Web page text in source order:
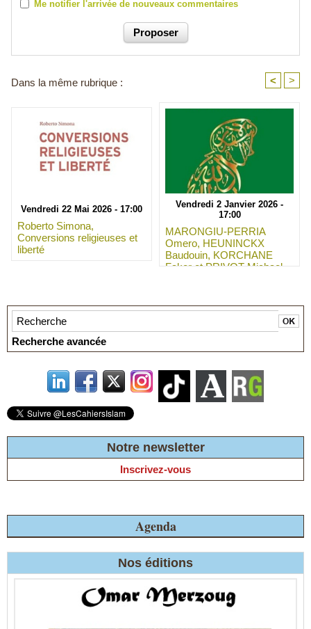
Me notifier l'arrivée de nouveaux commentaires
Dans la même rubrique : < >
Vendredi 22 Mai 2026 - 17:00
Roberto Simona,
Conversions religieuses et
liberté
Vendredi 2 Janvier 2026 -
17:00
MARONGIU-PERRIA
Omero, HEUNINCKX
Baudouin, KORCHANE
Faker et PRIVOT Michael ,
Recherche avancée
Notre newsletter
Inscrivez-vous
Agenda
Nos éditions